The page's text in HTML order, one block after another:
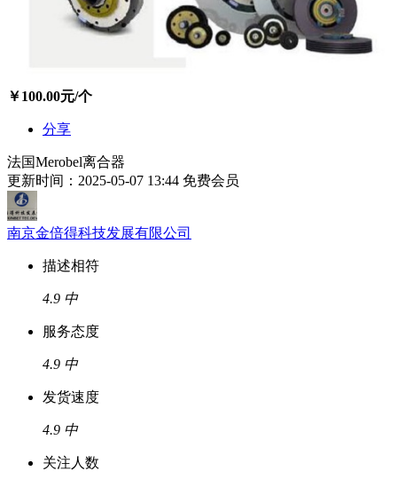
￥100.00元/个
分享
法国Merobel离合器
更新时间：2025-05-07 13:44 免费会员
南京金倍得科技发展有限公司
描述相符
4.9 中
服务态度
4.9 中
发货速度
4.9 中
关注人数